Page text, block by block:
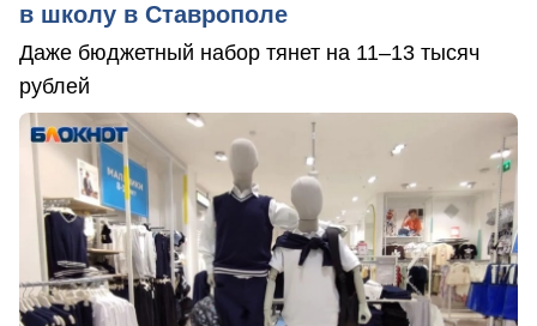
в школу в Ставрополе
Даже бюджетный набор тянет на 11–13 тысяч
рублей